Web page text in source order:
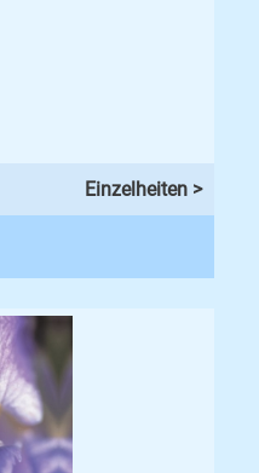
Einzelheiten >